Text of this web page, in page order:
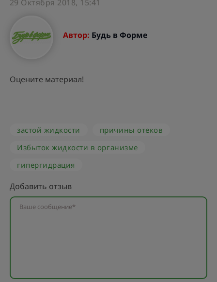
29 Октября 2018, 15:41
Автор: Будь в Форме
Оцените материал!
застой жидкости
причины отеков
Избыток жидкости в организме
гипергидрация
Добавить отзыв
Ваше сообщение*